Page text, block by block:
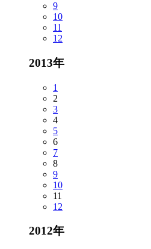
9
10
11
12
2013年
1
2
3
4
5
6
7
8
9
10
11
12
2012年